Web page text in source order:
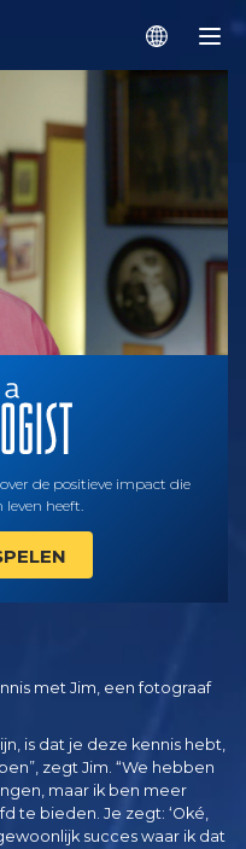
de positieve impact die
heeft.
met Jim, een fotograaf
is dat je deze kennis hebt,
zegt Jim. “We hebben
maar ik ben meer
te bieden. Je zegt: ‘Oké,
succes waar ik dat